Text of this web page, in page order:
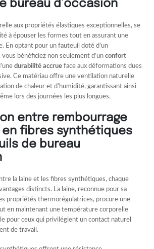
bureau d’occasion
aux propriétés élastiques exceptionnelles, se
à épouser les formes tout en assurant une
En optant pour un fauteuil doté d’un
bénéficiez non seulement d’un confort
durabilité accrue face aux déformations dues
Ce matériau offre une ventilation naturelle
de chaleur et d’humidité, garantissant ainsi
lors des journées les plus longues.
entre rembourrage
fibres synthétiques
de bureau
la laine et les fibres synthétiques, chaque
distincts. La laine, reconnue pour sa
propriétés thermorégulatrices, procure une
en maintenant une température corporelle
pour ceux qui privilégient un contact naturel
de travail.